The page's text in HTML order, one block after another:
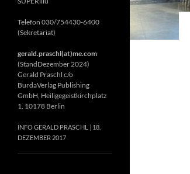
Telefon 030/754430-6400
(Sekretariat)
gerald.praschl(at)me.com
(StandDezember 2024)
Gerald Praschl c/o
BurdaVerlag Publishing
GmbH, Heiligegeistkirchplatz
1, 10178 Berlin
INFO GERALD PRASCHL
18.
DEZEMBER 2017